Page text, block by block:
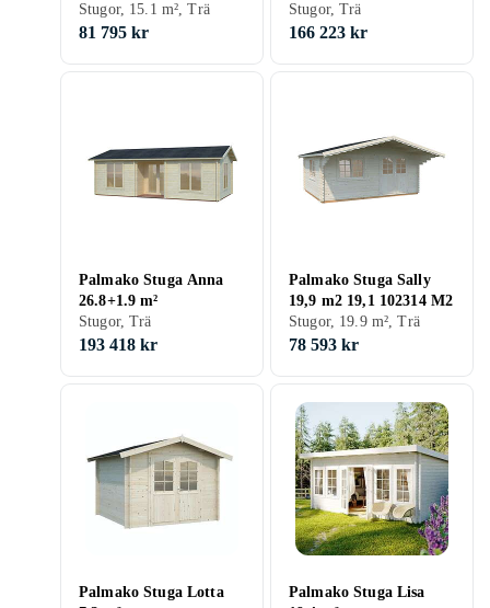
Stugor, 15.1 m², Trä
81 795 kr
Stugor, Trä
166 223 kr
Palmako Stuga Anna
26.8+1.9 m²
Stugor, Trä
193 418 kr
Palmako Stuga Sally
19,9 m2 19,1 102314 M2
Stugor, 19.9 m², Trä
78 593 kr
Palmako Stuga Lotta
Palmako Stuga Lisa